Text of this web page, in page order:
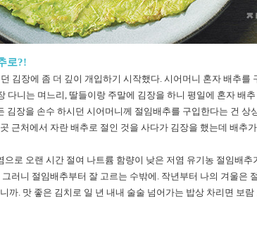
로?!
김장에 좀 더 깊이 개입하기 시작했다. 시어머니 혼자 배추를
다니는 며느리, 딸들이랑 주말에 김장을 하니 평일에 혼자 배
김장을 손수 하시던 시어머니께 절임배추를 구입한다는 건 상
근처에서 자란 배추로 절인 것을 사다가 김장을 했는데 배추
로 오랜 시간 절여 나트륨 함량이 낮은 저염 유기농 절임배
러니 절임배추부터 잘 고르는 수밖에. 작년부터 나의 겨울은
까. 맛 좋은 김치로 일 년 내내 술술 넘어가는 밥상 차리면 보람